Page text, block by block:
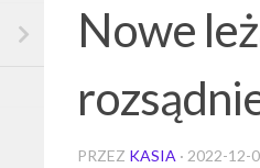
Nowe
PRZEZ KASIA · 2022-12-